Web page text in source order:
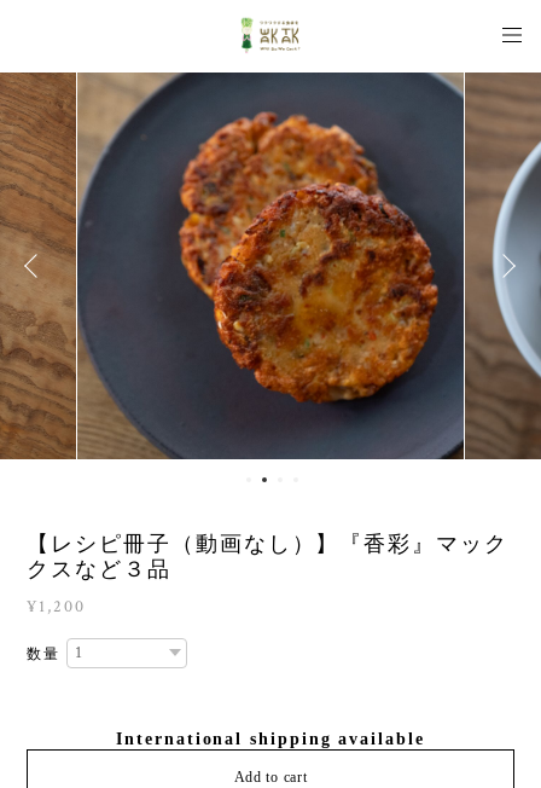
【レシピ冊子（動画なし）】『香彩』マック
クスなど３品
¥1,200
数量
International shipping available
Add to cart